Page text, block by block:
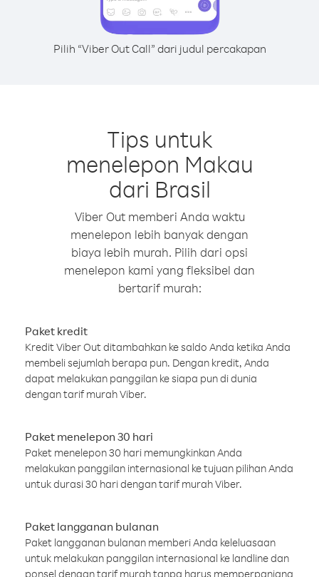
Pilih “Viber Out Call” dari judul percakapan
Tips untuk
menelepon Makau
dari Brasil
Viber Out memberi Anda waktu
menelepon lebih banyak dengan
biaya lebih murah. Pilih dari opsi
menelepon kami yang fleksibel dan
bertarif murah:
Paket kredit
Kredit Viber Out ditambahkan ke saldo Anda ketika Anda
membeli sejumlah berapa pun. Dengan kredit, Anda
dapat melakukan panggilan ke siapa pun di dunia
dengan tarif murah Viber.
Paket menelepon 30 hari
Paket menelepon 30 hari memungkinkan Anda
melakukan panggilan internasional ke tujuan pilihan Anda
untuk durasi 30 hari dengan tarif murah Viber.
Paket langganan bulanan
Paket langganan bulanan memberi Anda keleluasaan
untuk melakukan panggilan internasional ke landline dan
ponsel dengan tarif murah tanpa harus memperpanjang